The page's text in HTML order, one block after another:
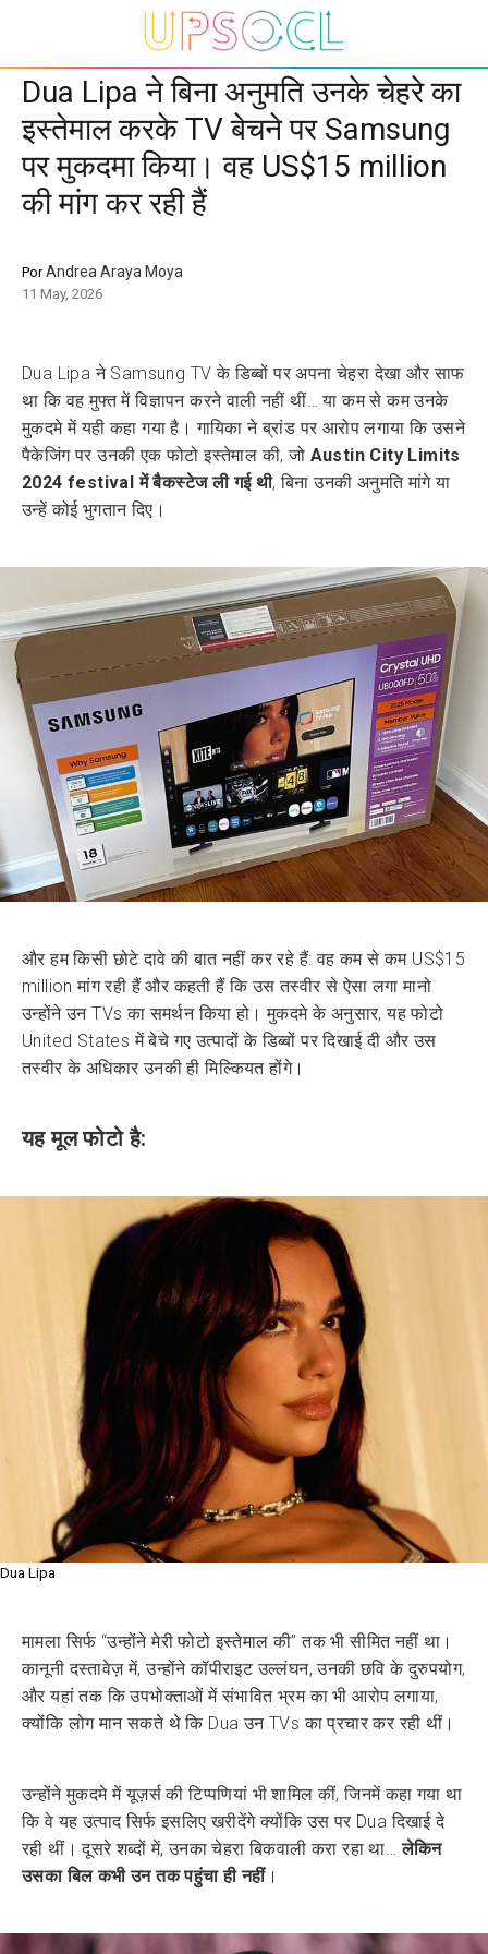
Dua Lipa ने बिना अनुमति उनके चेहरे का
इस्तेमाल करके TV बेचने पर Samsung
पर मुकदमा किया। वह US$15 million
की मांग कर रही हैं
PorAndrea Araya Moya
11 May, 2026
Dua Lipa ने Samsung TV के डिब्बों पर अपना चेहरा देखा और साफ
था कि वह मुफ्त में विज्ञापन करने वाली नहीं थीं… या कम से कम उनके
मुकदमे में यही कहा गया है। गायिका ने ब्रांड पर आरोप लगाया कि उसने
पैकेजिंग पर उनकी एक फोटो इस्तेमाल की, जो Austin City Limits
2024 festival में बैकस्टेज ली गई थी, बिना उनकी अनुमति मांगे या
उन्हें कोई भुगतान दिए।
और हम किसी छोटे दावे की बात नहीं कर रहे हैं: वह कम से कम US$15
million मांग रही हैं और कहती हैं कि उस तस्वीर से ऐसा लगा मानो
उन्होंने उन TVs का समर्थन किया हो। मुकदमे के अनुसार, यह फोटो
United States में बेचे गए उत्पादों के डिब्बों पर दिखाई दी और उस
तस्वीर के अधिकार उनकी ही मिल्कियत होंगे।
यह मूल फोटो है:
Dua Lipa
मामला सिर्फ “उन्होंने मेरी फोटो इस्तेमाल की” तक भी सीमित नहीं था।
कानूनी दस्तावेज़ में, उन्होंने कॉपीराइट उल्लंघन, उनकी छवि के दुरुपयोग,
और यहां तक कि उपभोक्ताओं में संभावित भ्रम का भी आरोप लगाया,
क्योंकि लोग मान सकते थे कि Dua उन TVs का प्रचार कर रही थीं।
उन्होंने मुकदमे में यूज़र्स की टिप्पणियां भी शामिल कीं, जिनमें कहा गया था
कि वे यह उत्पाद सिर्फ इसलिए खरीदेंगे क्योंकि उस पर Dua दिखाई दे
रही थीं। दूसरे शब्दों में, उनका चेहरा बिकवाली करा रहा था…लेकिन
उसका बिल कभी उन तक पहुंचा ही नहीं।